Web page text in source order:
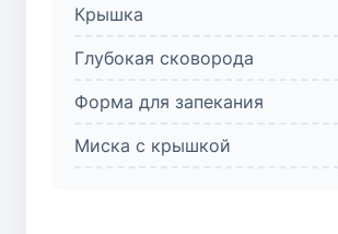
Крышка
Глубокая сковорода
Форма для запекания
Миска с крышкой